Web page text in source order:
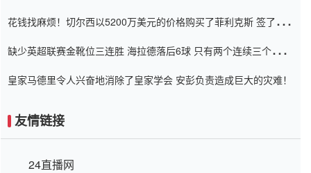
花钱找麻烦！切尔西以5200万美元的价格购买了菲利克斯 签了7年
缺少英超联赛金靴位三连胜 海拉德落后6球 只有两个连续三个连续
皇家马德里令人兴奋地消除了皇家学会 安彭负责造成巨大的灾难！
友情链接
24直播网